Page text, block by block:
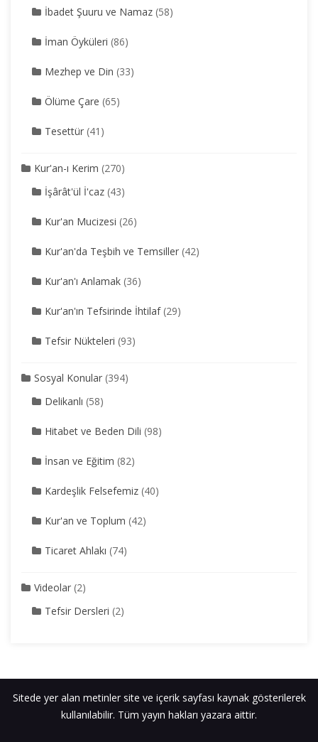
İbadet Şuuru ve Namaz (58)
İman Öyküleri (86)
Mezhep ve Din (33)
Ölüme Çare (65)
Tesettür (41)
Kur'an-ı Kerim (270)
İşârât'ül İ'caz (43)
Kur'an Mucizesi (26)
Kur'an'da Teşbih ve Temsiller (42)
Kur'an'ı Anlamak (36)
Kur'an'ın Tefsirinde İhtilaf(29)
Tefsir Nükteleri (93)
Sosyal Konular (394)
Delikanlı (58)
Hitabet ve Beden Dili (98)
İnsan ve Eğitim (82)
Kardeşlik Felsefemiz (40)
Kur'an ve Toplum (42)
Ticaret Ahlakı (74)
Videolar (2)
Tefsir Dersleri (2)
Sitede yer alan metinler site ve içerik sayfası kaynak gösterilerek
kullanılabilir. Tüm yayın hakları yazara aittir.